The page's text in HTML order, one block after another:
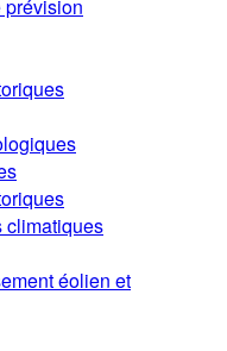
climatiques
éolien et